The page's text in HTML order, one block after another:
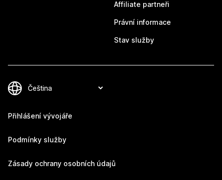
Affiliate partneři
Právní informace
Stav služby
Přihlášení vývojáře
Podmínky služby
Zásady ochrany osobních údajů